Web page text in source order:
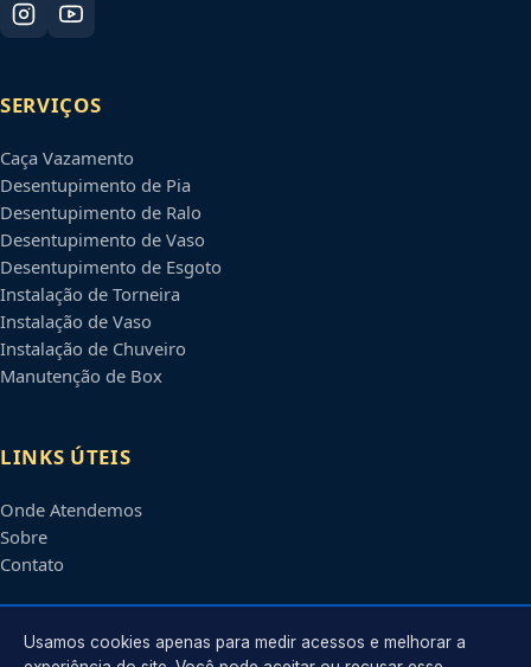
SERVIÇOS
Caça Vazamento
Desentupimento de Pia
Desentupimento de Ralo
Desentupimento de Vaso
Desentupimento de Esgoto
Instalação de Torneira
Instalação de Vaso
Instalação de Chuveiro
Manutenção de Box
LINKS ÚTEIS
Onde Atendemos
Sobre
Contato
CONTATO
Usamos cookies apenas para medir acessos e melhorar a